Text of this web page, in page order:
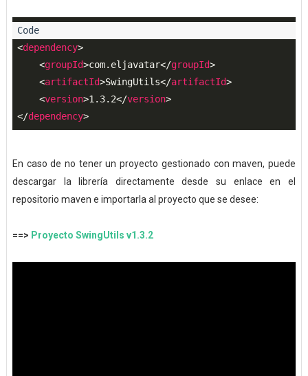
<dependency>
<groupId>com.eljavatar</groupId>
<artifactId>SwingUtils</artifactId>
<version>1.3.2</version>
</dependency>
En caso de no tener un proyecto gestionado con maven, puede
descargar la librería directamente desde su enlace en el
repositorio maven e importarla al proyecto que se desee:
==> Proyecto SwingUtils v1.3.2